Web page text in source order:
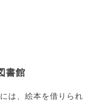
書館
は、絵本を借りられ